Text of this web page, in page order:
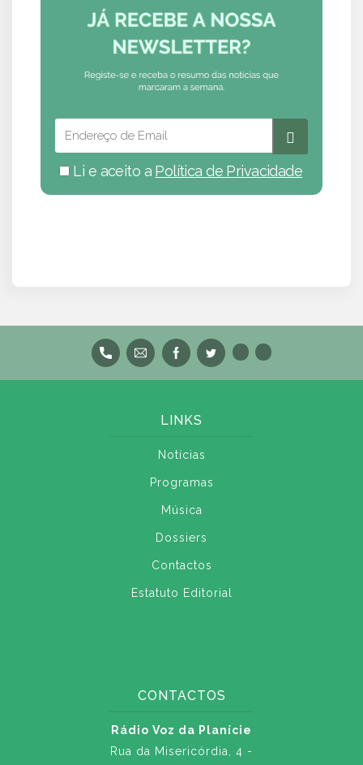
Li e aceito a Política de Privacidade
LINKS
Notícias
Programas
Música
Dossiers
Contactos
Estatuto Editorial
CONTACTOS
Rádio Voz da Planície
Rua da Misericórdia, 4 -